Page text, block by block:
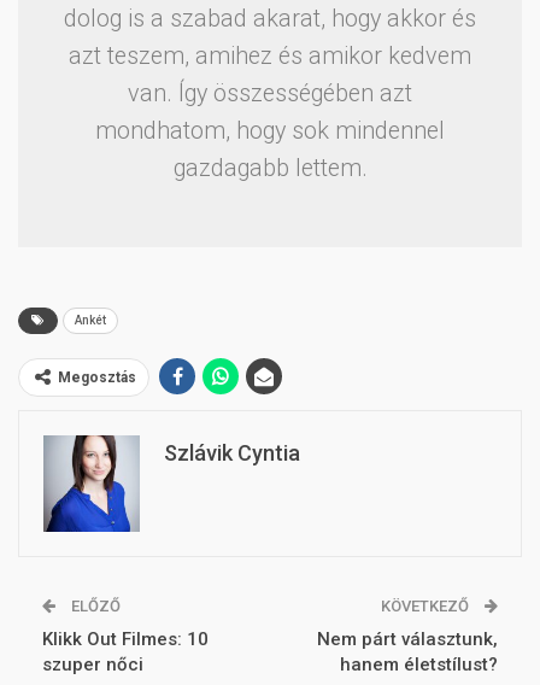
dolog is a szabad akarat, hogy akkor és
azt teszem, amihez és amikor kedvem
van. Így összességében azt
mondhatom, hogy sok mindennel
gazdagabb lettem.
Ankét
Megosztás
Szlávik Cyntia
ELŐZŐ
Klikk Out Filmes: 10
szuper nőci
KÖVETKEZŐ
Nem párt választunk,
hanem életstílust?